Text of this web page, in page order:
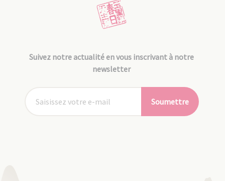
Suivez notre actualité en vous inscrivant à notre
newsletter
Soumettre